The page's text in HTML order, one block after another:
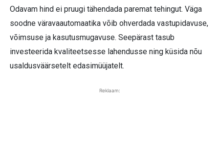
Odavam hind ei pruugi tähendada paremat tehingut. Väga
soodne väravaautomaatika võib ohverdada vastupidavuse,
võimsuse ja kasutusmugavuse. Seepärast tasub
investeerida kvaliteetsesse lahendusse ning küsida nõu
usaldusväärsetelt edasimüüjatelt.
Reklaam: